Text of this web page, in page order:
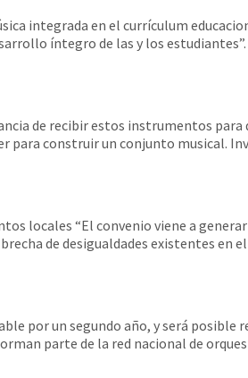
integrada en el currículum
íntegro de las y los
de recibir estos instrumentos para
para construir un conjunto musical.
locales “El convenio viene a
de desigualdades existentes en
por un segundo año, y será posible
parte de la red nacional de